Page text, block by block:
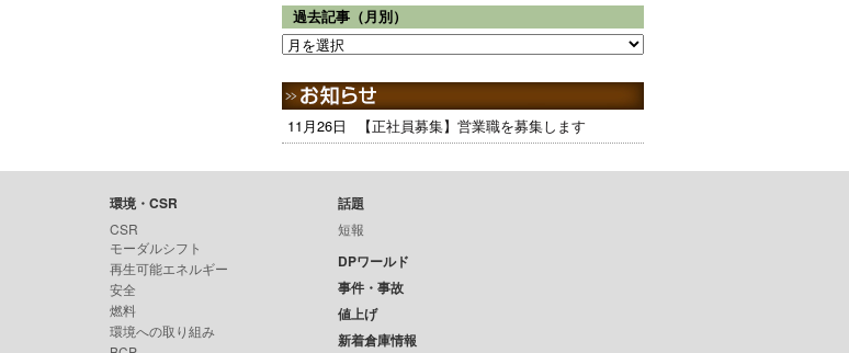
過去記事（月別）
11月26日 【正社員募集】営業職を募集します
環境・CSR
CSR
モーダルシフト
再生可能エネルギー
安全
燃料
環境への取り組み
話題
短報
DPワールド
事件・事故
値上げ
新着倉庫情報